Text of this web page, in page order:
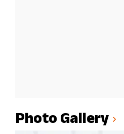
Photo Gallery